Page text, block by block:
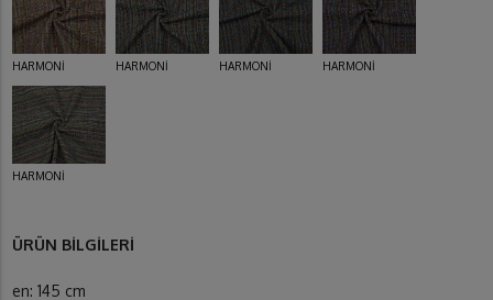
HARMONİ HARMONİ HARMONİ HARMONİ
HARMONİ
ÜRÜN BİLGİLERİ
en: 145 cm